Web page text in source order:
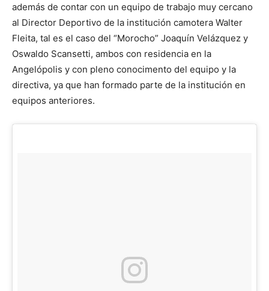
además de contar con un equipo de trabajo muy cercano
al Director Deportivo de la institución camotera Walter
Fleita, tal es el caso del “Morocho” Joaquín Velázquez y
Oswaldo Scansetti, ambos con residencia en la
Angelópolis y con pleno conocimento del equipo y la
directiva, ya que han formado parte de la institución en
equipos anteriores.